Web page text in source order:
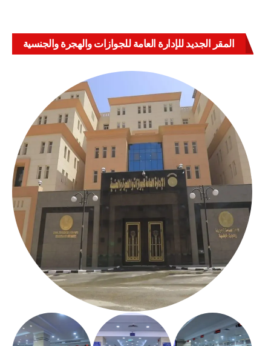
المقر الجديد للإدارة العامة للجوازات والهجرة والجنسية